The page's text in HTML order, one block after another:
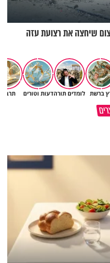
שיחצה את רצועת עזה
ברשת לומדים תורהדעות וטורים
גם השולחן שבת שאתם מסדרים